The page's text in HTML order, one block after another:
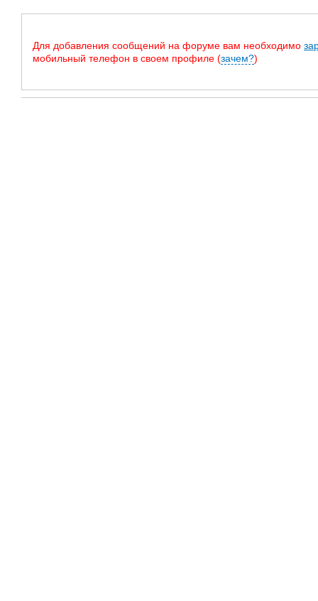
Для добавления сообщений на форуме вам необходимо
мобильный телефон в своем профиле (зачем?)